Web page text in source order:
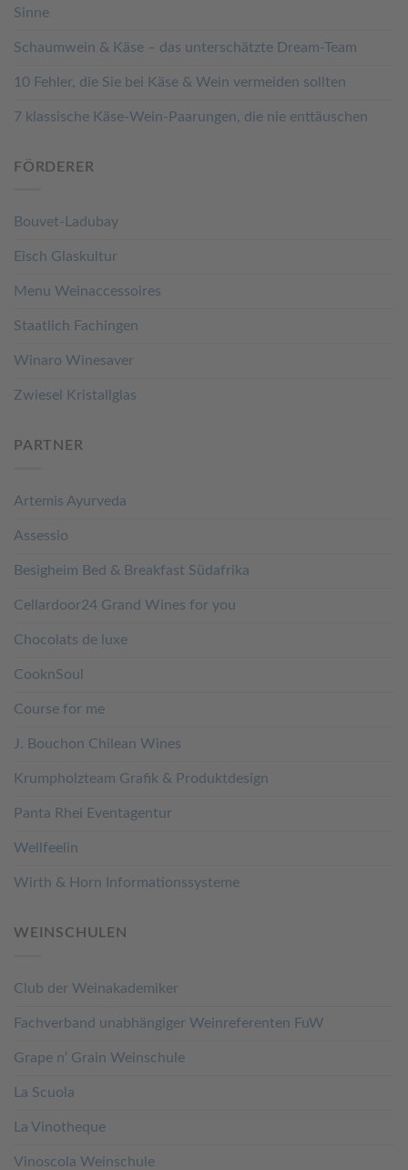
Sinne
Schaumwein & Käse – das unterschätzte Dream-Team
10 Fehler, die Sie bei Käse & Wein vermeiden sollten
7 klassische Käse-Wein-Paarungen, die nie enttäuschen
FÖRDERER
Bouvet-Ladubay
Eisch Glaskultur
Menu Weinaccessoires
Staatlich Fachingen
Winaro Winesaver
Zwiesel Kristallglas
PARTNER
Artemis Ayurveda
Assessio
Besigheim Bed & Breakfast Südafrika
Cellardoor24 Grand Wines for you
Chocolats de luxe
CooknSoul
Course for me
J. Bouchon Chilean Wines
Krumpholzteam Grafik & Produktdesign
Panta Rhei Eventagentur
Wellfeelin
Wirth & Horn Informationssysteme
WEINSCHULEN
Club der Weinakademiker
Fachverband unabhängiger Weinreferenten FuW
Grape n‘ Grain Weinschule
La Scuola
La Vinotheque
Vinoscola Weinschule